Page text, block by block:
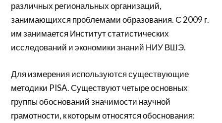
различных региональных организаций,
занимающихся проблемами образования. С 2009 г.
им занимается Институт статистических
исследований и экономики знаний НИУ ВШЭ.
Для измерения используются существующие
методики PISA. Существуют четыре основных
группы обоснований значимости научной
грамотности, к которым относятся обоснования: